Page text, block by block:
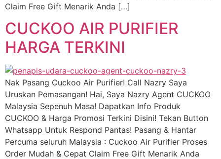
Claim Free Gift Menarik Anda […]
CUCKOO AIR PURIFIER
HARGA TERKINI
Nak Pasang Cuckoo Air Purifier! Call Nazry Saya
Uruskan Pemasangan! Hai, Saya Nazry Agent CUCKOO
Malaysia Sepenuh Masa! Dapatkan Info Produk
CUCKOO & Harga Promosi Terkini Disini! Tekan Button
Whatsapp Untuk Respond Pantas! Pasang & Hantar
Percuma seluruh Malaysia : Cuckoo Air Purifier Proses
Order Mudah & Cepat Claim Free Gift Menarik Anda